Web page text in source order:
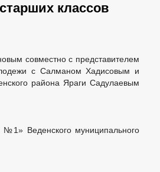
классов
совместно с представителем
с Салманом Хадисовым и
района Яраги Садулаевым
Веденского муниципального